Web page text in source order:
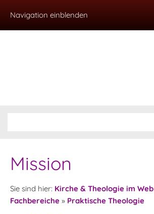
Navigation einblenden
Mission
Sie sind hier: Kirche & Theologie im Web
Fachbereiche » Praktische Theologie